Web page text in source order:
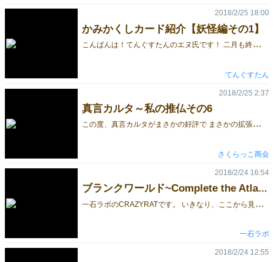
かみかくしカード紹介【妖怪編その1】
こ
んばんは！てんぐすたんのエヌ氏です！ 二月も終盤に入り、大阪ゲムマの開催まであと一ヶ月ちょっととなりましたね！ …という訳で、大阪ゲムマ開催に向けて新作ゲーム『かみかくし』の全カードを全三回に分けて紹介しちゃいます！ 記念すべき第一回は５匹の妖怪をご紹介！ まずは見ると幸せが訪れる妖怪「座敷童」の紹介です。 このカードは奪われるカードの枚数を減らしてくれるの防御系カードです！ 行動値も最低の１なので、決まれば確実に使うことが出来ます！ 妖怪達の魔の手からここぞという時にあなたを守ってくれるでしょう！ 次は猫が化けた妖怪である「猫又」の紹介です。 このカードは村人カードを１枚引く、というシンプルな効果ですが 行動値が座敷童の次に低いので、点数札である村人カードをほぼ確実に手に入れることが出来ます！ 速攻やどうしても１点分が欲しい…！という時は、猫又に頼ってみてはいかかでしょうか？ 次は河に棲む有名妖怪「河童」の紹介です。 このカードは次に行動する妖怪を行動できなくする効果を持っています！ 五回戦しかないこのゲームで相手の行動権を奪えるのは非常に強力です！ 特に河童の行動値と近い妖怪はトリッキーな効果を持った娘が多いので、その抑止力として大活躍するでしょう！ 次は愛深き骸骨の妖怪「骨女」の紹介です。 このカードは、他のプレイヤーから村人カードを１枚奪えるのに加えて 手札の妖怪カードを１枚移動させることが出来る、トリッキーな効果を持っています！ 妖怪カードが残り１枚という時に出せば相手は混乱間違いなし！ １番の相手との差を縮めながら場を搔き乱して勝利に近づきましょう！ 最後に紹介するのは雪を操る妖怪である「雪女」 このカードは場の最大値の妖怪を行動不能にするのに加えて、村人カードを１枚奪うことが出来ます！ 大きな行動値を持つ妖怪は皆ゲームを左右するほどの強大な効果を持っています。 雪女はそんな妖怪達を１人で何とかしてくれる娘です！ 相手の主力妖怪が出てくるタイミングを読み、雪女を最大限活躍させてあげましょう！ 今回の紹介はここまで！次回の更新は今週水曜日の予定です！ 次の更新では残りの６匹の妖怪を紹介します！お楽しみに！ また詳しいルールや妖怪の大きいイラストは紹介HPから見ることが出来ますので 興味のある方はぜひご覧ください↓ かみかくしHP
2018/2/25 18:00
てんぐすたん
真言カルタ～私の推仏その6
こ
の度、真言カルタがまさかの好評で まさかの拡張で まさかのブログ続編の運びになりました。 ということで、今回の推仏は拡張から十二天を弄っていきましょう そもそも「十二天」って何って話ですが 仏像界は大きく「如来」「菩薩」「明王」「天部」のグループにわけられますが その中にもユニットがあります。 十三佛 四天王 釈迦三尊 五大明王 etc etc ハロプロで言うところ「モーニング娘。」とか「ミニモニ。」のようなユニットでしょうか 真言カルタではなるべく このユニットにもれないよう仏尊を選択しています。 阿閦如来さまはマイナーでしたが、十三仏のメンバーということで採用しました。 「十二天」だけはハロプロで言うところの「ワンギャル」みたいな マイナーなユニットだろうと決めつけ見て見ぬふりをしました。 しかしそこは9000万人の信者がいる仏教 取材という名の観光で参拝したお寺には十二天の仏画が沢山あり 「推仏が十二天」という方も沢山いました(twitter調べ) これは無視できないユニットだと言うことで今回拡張として追加させていただきました。 ただ私達一般人にはなじみのないユニットで いい機会でもあるので気になる仏尊を紹介します 火天 火天さまです。wikipediaによると 火を神格化したもので、インドにおけるアグニが仏教に取り入れられたものとされる。 とあります。アグニってファイアパンチのアグニですね。 「火」だけあってとても強そうな紹介ですが、真言カルタではこんな感じです …ずいぶんおじいちゃんですね。 ちなみに風天さまも見てみましょう …こちらもジジイです。しかも顔色が悪いです。 如意輪観音さまみたいなイケメンが良かったのでしょうが うーん、こんなんで売れるんかな… 水天 つづいて水天さまです。 名前から女の仏様っぽいですがどうせババアでしょう。wikipediaに画像を見てみましょう… …おお、ババアじゃない！かわいいじゃないですか これならインスタ映えするよ。また売れちゃうよ 東寺に所蔵されているみたいだから今度見に行きますよ よーし張り切って印刷しちゃうよ。 …あれ、 …ババアどころかバケモンになっちゃったぞ 私がイラストをお借りしている書籍では水天、いや十二天に恨みでもあるのでしょうか？ 東寺基準でいってほしかったな これ、本気で売れるか心配になってきたぞ… 閻魔天 気を取り直して3尊目は閻魔天です。 エンマ大王の元ネタでしょうね。 お…また物騒なものが描かれてますね… 誰の首でしょうか…はっ…まさか… まさか仏教界でなぜか扱いの悪い大自在天さまの首じゃないだろうな 「閻魔天 首 大自在天」…検索… …該当なし……… チクショウーーーー！ そこはヒットしろよ！ ということで、ジジ・ババ・バケモンしか収録していない真言カルタの拡張ですが よろしくお願いします。 PS. 私はワンギャルでは竹下玲奈さんが好きです。
2018/2/25 2:37
さくらっこ商会
ブランクワールド~Complete the Atlas~ができるまで 7
一
石ラボのCRAZYRATです。 いきなり、ここから見てしまった方は、続きものとなっておりますので、ぜひ1からご覧ください。 このゲームを作っていくにあたり、色々なことを調べました。 まず、大航海時代に関係する人物たち、マルコ・ポーロ、エンリケ航海王子、フェルナン・ゴメス、バルトロメウ・ディアス、ヴァスコ・ダ・ガマ、コロンブス、マゼラン、コルテス、ピサロ、クック船長、等々… そして、世界の地理、遺跡、特徴的な動物、特産品。 歴史的なイベントが発生すること、そして現実に存在するものが近いエリアに出てくることで、現実と似て非なる世界にリアリティを与えたい、と考えたのです。 他にも、いろいろな要素を取り入れました。 ガリバー旅行記に出てくる天空の島や、アニメ作品に出てくる幻の大陸と白い鯨、アラビアンナイトに出てくる巨鳥など、最終的には採用されなかったものもたくさんありますが、そういった小ネタに気付いて、ほくそ笑んでくれる人がいたらいいな、という想いで作りました。 正直、学生時代は、社会科が苦手でしたので、絶対に覚えられなかった地理や歴史ですが、ゲームによって、驚くほど頭に入ります。 この作業は、時間がかかりましたが、楽しい時間でした。
2018/2/24 16:54
一石ラボ
2018/2/24 12:55